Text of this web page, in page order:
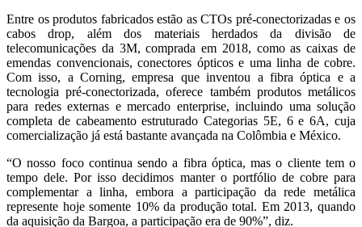
Entre os produtos fabricados estão as CTOs pré-conectorizadas e os
cabos drop, além dos materiais herdados da divisão de
telecomunicações da 3M, comprada em 2018, como as caixas de
emendas convencionais, conectores ópticos e uma linha de cobre.
Com isso, a Corning, empresa que inventou a fibra óptica e a
tecnologia pré-conectorizada, oferece também produtos metálicos
para redes externas e mercado enterprise, incluindo uma solução
completa de cabeamento estruturado Categorias 5E, 6 e 6A, cuja
comercialização já está bastante avançada na Colômbia e México.
“O nosso foco continua sendo a fibra óptica, mas o cliente tem o
tempo dele. Por isso decidimos manter o portfólio de cobre para
complementar a linha, embora a participação da rede metálica
represente hoje somente 10% da produção total. Em 2013, quando
da aquisição da Bargoa, a participação era de 90%”, diz.